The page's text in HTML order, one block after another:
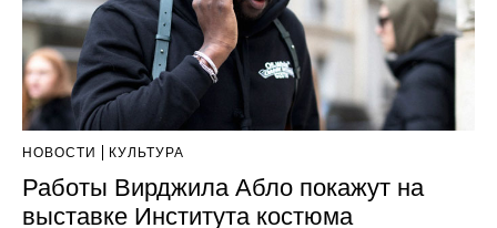
НОВОСТИ КУЛЬТУРА
Работы Вирджила Абло покажут на
выставке Института костюма